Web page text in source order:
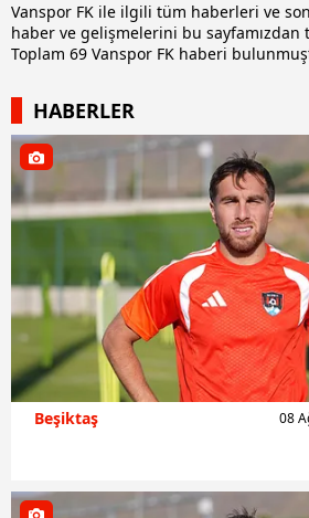
Vanspor FK ile ilgili tüm haberleri ve
haber ve gelişmelerini bu
Toplam 69 Vanspor FK haberi
HABERLER
Beşiktaş 08